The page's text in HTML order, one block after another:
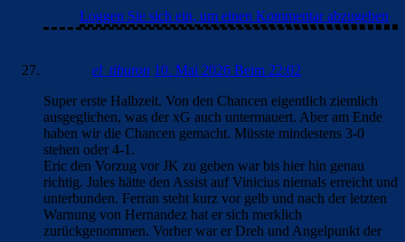
Loggen Sie sich ein, um einen Kommentar abzugeben
el_tiburon 10. Mai 2026 Beim 22:02
Super erste Halbzeit. Von den Chancen eigentlich ziemlich
ausgeglichen, was der xG auch untermauert. Aber am Ende
haben wir die Chancen gemacht. Müsste mindestens 3-0
stehen oder 4-1.
Eric den Vorzug vor JK zu geben war bis hier hin genau
richtig. Jules hätte den Assist auf Vinicius niemals erreicht und
unterbunden. Ferran steht kurz vor gelb und nach der letzten
Warnung von Hernandez hat er sich merklich
zurückgenommen. Vorher war er Dreh und Angelpunkt der